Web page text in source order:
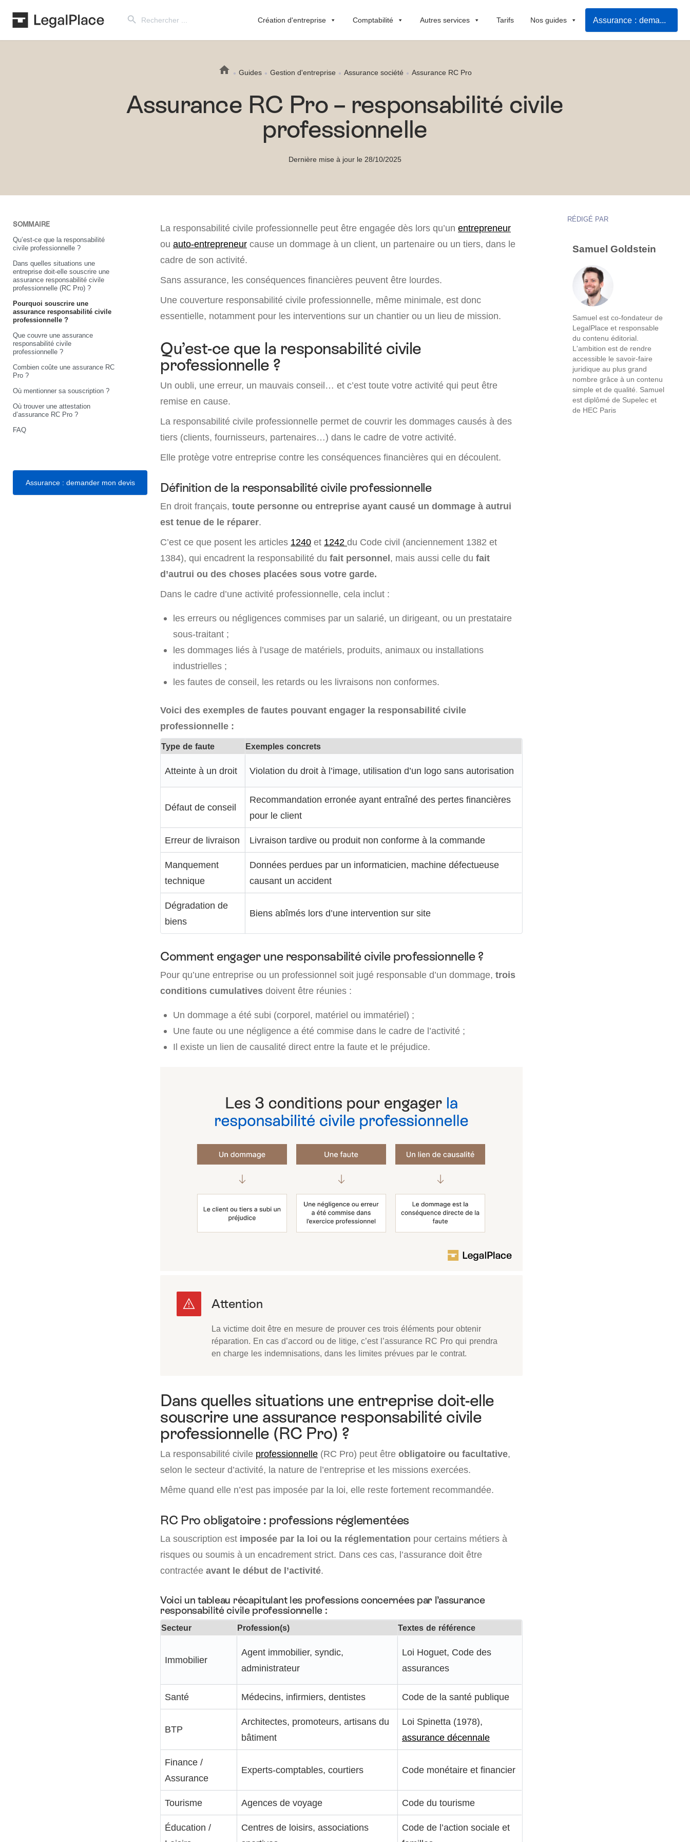
for:
Création d'entreprise Comptabilité Autres services Tarifs Nos guides Assurance : demander mon devis
Guides Gestion d'entreprise Assurance société Assurance RC Pro
Assurance RC Pro – responsabilité civile
professionnelle
Dernière mise à jour le 28/10/2025
SOMMAIRE
Qu’est-ce que la responsabilité
civile professionnelle ?
Dans quelles situations une
entreprise doit-elle souscrire une
assurance responsabilité civile
professionnelle (RC Pro) ?
Pourquoi souscrire une
assurance responsabilité civile
professionnelle ?
Que couvre une assurance
responsabilité civile
professionnelle ?
Combien coûte une assurance RC
Pro ?
Où mentionner sa souscription ?
Où trouver une attestation
d’assurance RC Pro ?
FAQ
Assurance : demander mon devis
La responsabilité civile professionnelle peut être engagée dès lors qu’un entrepreneur
ou auto-entrepreneur cause un dommage à un client, un partenaire ou un tiers, dans le
cadre de son activité.
Sans assurance, les conséquences financières peuvent être lourdes.
Une couverture responsabilité civile professionnelle, même minimale, est donc
essentielle, notamment pour les interventions sur un chantier ou un lieu de mission.
Qu’est-ce que la responsabilité civile
professionnelle ?
Un oubli, une erreur, un mauvais conseil… et c’est toute votre activité qui peut être
remise en cause.
La responsabilité civile professionnelle permet de couvrir les dommages causés à des
tiers (clients, fournisseurs, partenaires…) dans le cadre de votre activité.
Elle protège votre entreprise contre les conséquences financières qui en découlent.
Définition de la responsabilité civile professionnelle
En droit français, toute personne ou entreprise ayant causé un dommage à autrui
est tenue de le réparer.
C’est ce que posent les articles 1240 et 1242 du Code civil (anciennement 1382 et
1384), qui encadrent la responsabilité du fait personnel, mais aussi celle du fait
d’autrui ou des choses placées sous votre garde.
Dans le cadre d’une activité professionnelle, cela inclut :
les erreurs ou négligences commises par un salarié, un dirigeant, ou un prestataire
sous-traitant ;
les dommages liés à l’usage de matériels, produits, animaux ou installations
industrielles ;
les fautes de conseil, les retards ou les livraisons non conformes.
Voici des exemples de fautes pouvant engager la responsabilité civile
professionnelle :
Type de faute Exemples concrets
Atteinte à un droit Violation du droit à l’image, utilisation d’un logo sans autorisation
Défaut de conseil
Recommandation erronée ayant entraîné des pertes financières
pour le client
Erreur de livraison Livraison tardive ou produit non conforme à la commande
Manquement
technique
Données perdues par un informaticien, machine défectueuse
causant un accident
Dégradation de
biens
Biens abîmés lors d’une intervention sur site
Comment engager une responsabilité civile professionnelle ?
Pour qu’une entreprise ou un professionnel soit jugé responsable d’un dommage, trois
conditions cumulatives doivent être réunies :
Un dommage a été subi (corporel, matériel ou immatériel) ;
Une faute ou une négligence a été commise dans le cadre de l’activité ;
Il existe un lien de causalité direct entre la faute et le préjudice.
La victime doit être en mesure de prouver ces trois éléments pour obtenir
réparation. En cas d’accord ou de litige, c’est l’assurance RC Pro qui prendra
en charge les indemnisations, dans les limites prévues par le contrat.
Dans quelles situations une entreprise doit-elle
souscrire une assurance responsabilité civile
professionnelle (RC Pro) ?
La responsabilité civile professionnelle (RC Pro) peut être obligatoire ou facultative,
selon le secteur d’activité, la nature de l’entreprise et les missions exercées.
Même quand elle n’est pas imposée par la loi, elle reste fortement recommandée.
RC Pro obligatoire : professions réglementées
La souscription est imposée par la loi ou la réglementation pour certains métiers à
risques ou soumis à un encadrement strict. Dans ces cas, l’assurance doit être
contractée avant le début de l’activité.
Voici un tableau récapitulant les professions concernées par l’assurance
responsabilité civile professionnelle :
Secteur Profession(s) Textes de référence
Immobilier
Agent immobilier, syndic,
administrateur
Loi Hoguet, Code des
assurances
Santé Médecins, infirmiers, dentistes Code de la santé publique
BTP
Architectes, promoteurs, artisans du
bâtiment
Loi Spinetta (1978),
assurance décennale
Finance /
Assurance
Experts-comptables, courtiers Code monétaire et financier
Tourisme Agences de voyage Code du tourisme
Éducation /
Centres de loisirs, associations
Code de l’action sociale et
RÉDIGÉ PAR
Samuel Goldstein
Samuel est co-fondateur de
LegalPlace et responsable
du contenu éditorial.
L'ambition est de rendre
accessible le savoir-faire
juridique au plus grand
nombre grâce à un contenu
simple et de qualité. Samuel
est diplômé de Supelec et
de HEC Paris